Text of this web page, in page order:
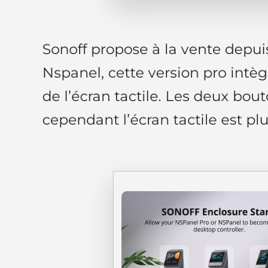
Sonoff propose à la vente
Nspanel, cette version pro
de l’écran tactile. Les deux
cependant l’écran tactile est